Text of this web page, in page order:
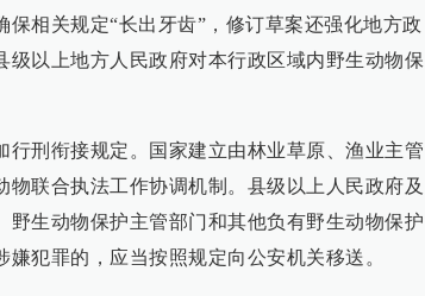
相关规定“长出牙齿”，修订草案还强化地方政
级以上地方人民政府对本行政区域内野生动物保
行刑衔接规定。国家建立由林业草原、渔业主管
联合执法工作协调机制。县级以上人民政府及
野生动物保护主管部门和其他负有野生动物保护
犯罪的，应当按照规定向公安机关移送。